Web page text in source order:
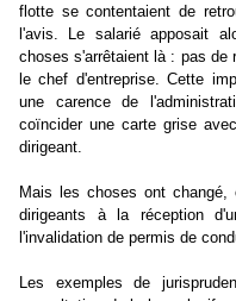
flotte se contentaient de
l'avis. Le salarié apposait
choses s'arrêtaient là : pas de
le chef d'entreprise. Cette
une carence de
coïncider une carte grise
dirigeant.
Mais les choses ont
dirigeants à la réception
l'invalidation de permis de
Les exemples de